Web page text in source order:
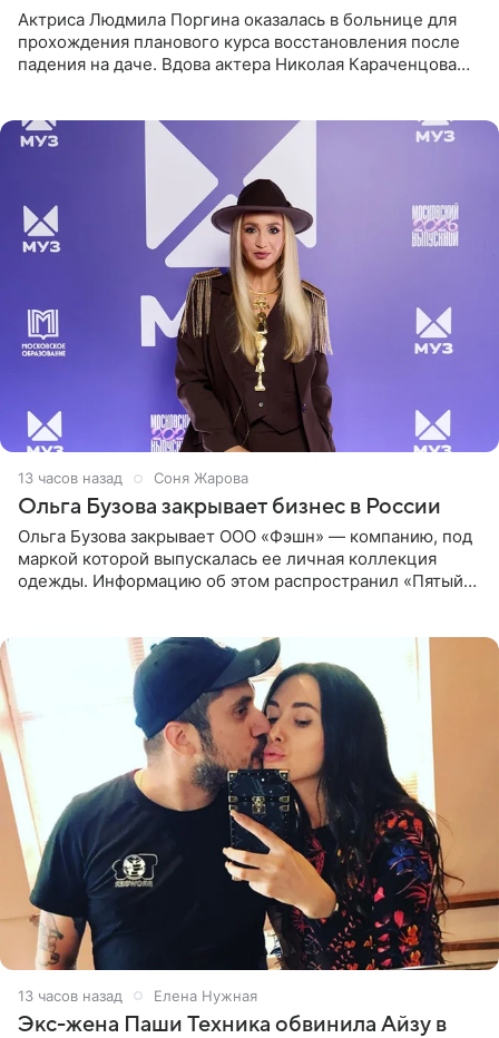
Актриса Людмила Поргина оказалась в больнице для
прохождения планового курса восстановления после
падения на даче. Вдова актера Николая Караченцова
13 часов назад Соня Жарова
Ольга Бузова закрывает бизнес в России
Ольга Бузова закрывает ООО «Фэшн» — компанию, под
маркой которой выпускалась ее личная коллекция
одежды. Информацию об этом распространил «Пятый
13 часов назад Елена Нужная
Экс-жена Паши Техника обвинила Айзу в